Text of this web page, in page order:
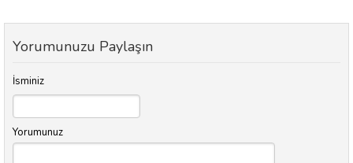
Yorumunuzu Paylaşın
İsminiz
Yorumunuz